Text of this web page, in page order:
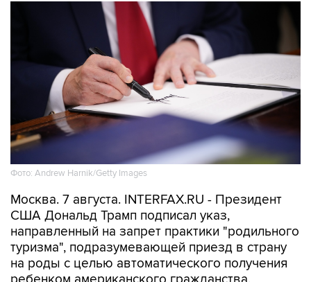
Фото: Andrew Harnik/Getty Images
Москва. 7 августа. INTERFAX.RU - Президент
направленный на запрет практики "родильного
туризма", подразумевающей приезд в страну
на роды с целью автоматического получения
ребенком американского гражданства,
сообщаетсяна сайте Белого дома.